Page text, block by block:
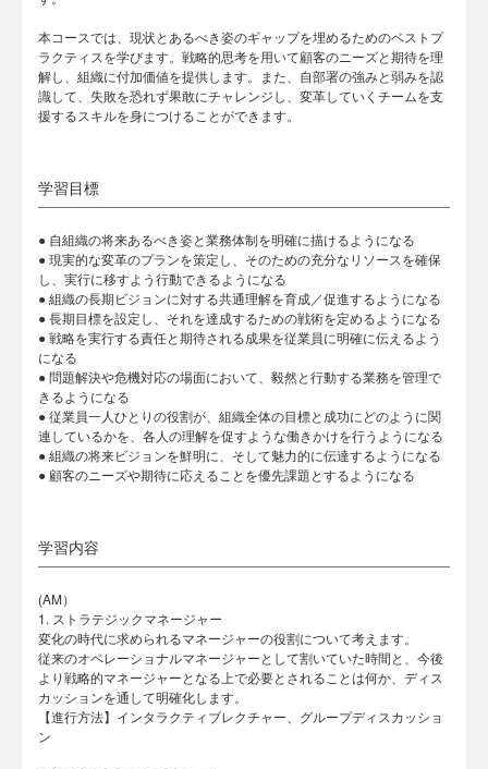
本コースでは、現状とあるべき姿のギャップを埋めるためのベストプ
ラクティスを学びます。戦略的思考を用いて顧客のニーズと期待を理
解し、組織に付加価値を提供します。また、自部署の強みと弱みを認
識して、失敗を恐れず果敢にチャレンジし、変革していくチームを支
援するスキルを身につけることができます。
学習目標
● 自組織の将来あるべき姿と業務体制を明確に描けるようになる
● 現実的な変革のプランを策定し、そのための充分なリソースを確保
し、実行に移すよう行動できるようになる
● 組織の長期ビジョンに対する共通理解を育成／促進するようになる
● 長期目標を設定し、それを達成するための戦術を定めるようになる
● 戦略を実行する責任と期待される成果を従業員に明確に伝えるよう
になる
● 問題解決や危機対応の場面において、毅然と行動する業務を管理で
きるようになる
● 従業員一人ひとりの役割が、組織全体の目標と成功にどのように関
連しているかを、各人の理解を促すような働きかけを行うようになる
● 組織の将来ビジョンを鮮明に、そして魅力的に伝達するようになる
● 顧客のニーズや期待に応えることを優先課題とするようになる
学習内容
(AM）
1. ストラテジックマネージャー
変化の時代に求められるマネージャーの役割について考えます。
従来のオペレーショナルマネージャーとして割いていた時間と、今後
より戦略的マネージャーとなる上で必要とされることは何か、ディス
カッションを通して明確化します。
【進行方法】インタラクティブレクチャー、グループディスカッショ
ン